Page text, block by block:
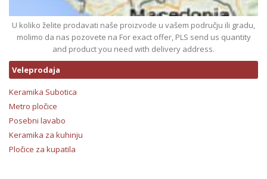
U koliko želite prodavati naše proizvode u vašem području ili gradu,
molimo da nas pozovete na For exact offer, PLS send us quantity
and product you need with delivery address.
Veleprodaja
Keramika Subotica
Metro pločice
Posebni lavabo
Keramika za kuhinju
Pločice za kupatila